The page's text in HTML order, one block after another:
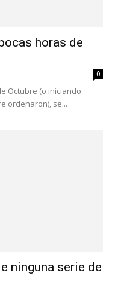
horas de
0
Octubre (o iniciando
ordenaron), se...
ninguna serie de